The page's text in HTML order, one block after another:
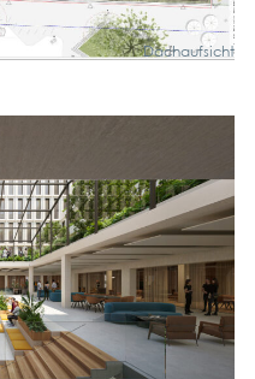
Dach­auf­sicht